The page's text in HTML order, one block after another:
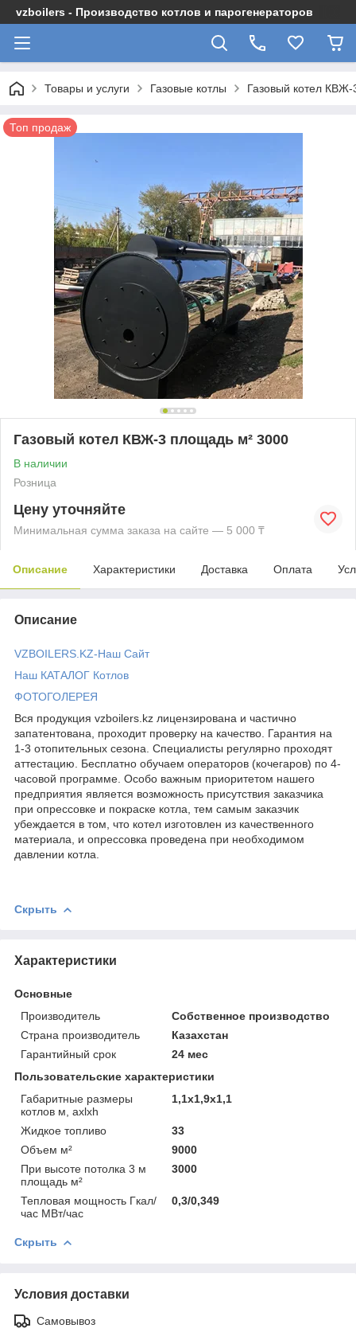
vzboilers - Производство котлов и парогенераторов
Товары и услуги Газовые котлы Газовый котел
Топ продаж
Газовый котел КВЖ-3 площадь м² 3000
В наличии
Розница
Цену уточняйте
Минимальная сумма заказа на сайте — 5 000 ₸
Описание Характеристики Доставка Оплата
Описание
VZBOILERS.KZ-Наш Сайт
Наш КАТАЛОГ Котлов
ФОТОГОЛЕРЕЯ
Вся продукция vzboilers.kz лицензирована и частично
запатентована, проходит проверку на качество. Гарантия на
1-3 отопительных сезона. Специалисты регулярно проходят
аттестацию. Бесплатно обучаем операторов (кочегаров) по 4-
часовой программе. Особо важным приоритетом нашего
предприятия является возможность присутствия заказчика
при опрессовке и покраске котла, тем самым заказчик
убеждается в том, что котел изготовлен из качественного
материала, и опрессовка проведена при необходимом
давлении котла.
Скрыть
Характеристики
Основные
Производитель
Собственное производство
Страна производитель
Казахстан
Гарантийный срок
24 мес
Пользовательские характеристики
Габаритные размеры
котлов м, ахlxh
1,1х1,9х1,1
Жидкое топливо
33
Объем м²
9000
При высоте потолка 3 м
площадь м²
3000
Тепловая мощность Гкал/
час МВт/час
0,3/0,349
Скрыть
Условия доставки
Самовывоз